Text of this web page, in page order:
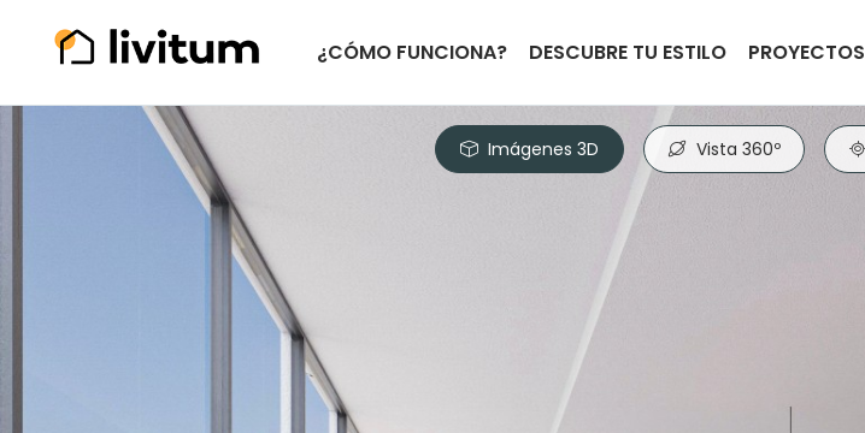
¿CÓMO FUNCIONA? DESCUBRE TU ESTILO PROYECTOS
Imágenes 3D Vista 360º